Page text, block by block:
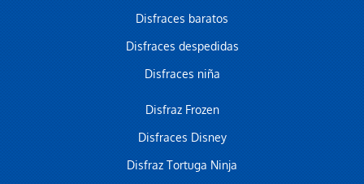
Disfraces baratos
Disfraces despedidas
Disfraces niña
Disfraz Frozen
Disfraces Disney
Disfraz Tortuga Ninja